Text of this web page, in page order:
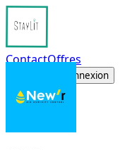
ContactOffres
Connexion